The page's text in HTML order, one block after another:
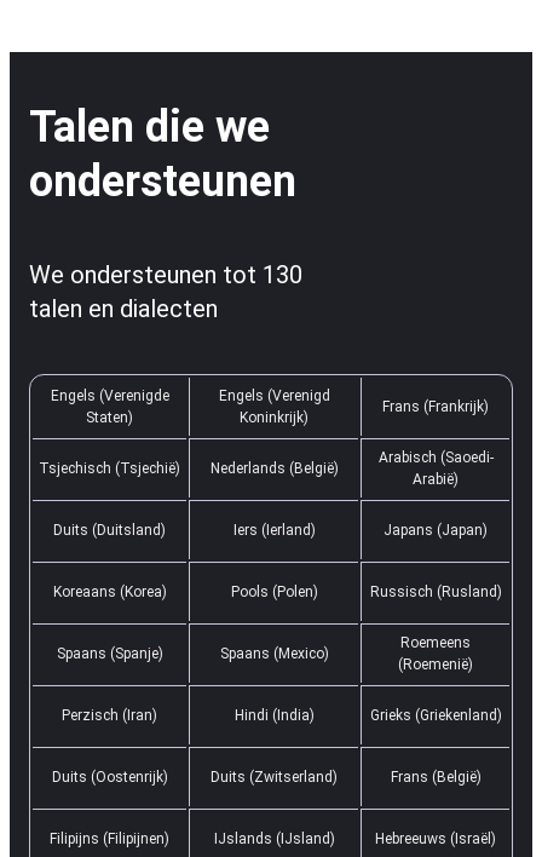
Talen die we
ondersteunen
We ondersteunen tot 130
talen en dialecten
Engels (Verenigde
Staten)
Engels (Verenigd
Koninkrijk)
Frans (Frankrijk)
Tsjechisch (Tsjechië) Nederlands (België)
Arabisch (Saoedi-
Arabië)
Duits (Duitsland) Iers (Ierland) Japans (Japan)
Koreaans (Korea) Pools (Polen) Russisch (Rusland)
Spaans (Spanje) Spaans (Mexico)
Roemeens
(Roemenië)
Perzisch (Iran) Hindi (India) Grieks (Griekenland)
Duits (Oostenrijk) Duits (Zwitserland) Frans (België)
Filipijns (Filipijnen) IJslands (IJsland) Hebreeuws (Israël)